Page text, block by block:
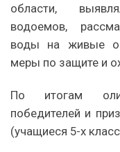
области,
водоемов,
воды на живые
меры по защите и
По итогам
победителей и
(учащиеся 5-х